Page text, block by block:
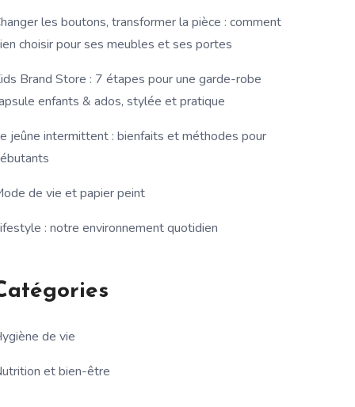
les boutons, transformer la pièce : comment
choisir pour ses meubles et ses portes
Brand Store : 7 étapes pour une garde-robe
enfants & ados, stylée et pratique
jeûne intermittent : bienfaits et méthodes pour
de vie et papier peint
: notre environnement quotidien
de vie
et bien-être